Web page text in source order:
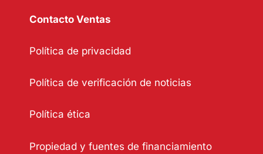
Contacto Ventas
Política de privacidad
Política de verificación de noticias
Política ética
Propiedad y fuentes de financiamiento